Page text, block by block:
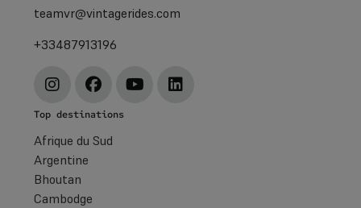
teamvr@vintagerides.com
+33487913196
Top destinations
Afrique du Sud
Argentine
Bhoutan
Cambodge